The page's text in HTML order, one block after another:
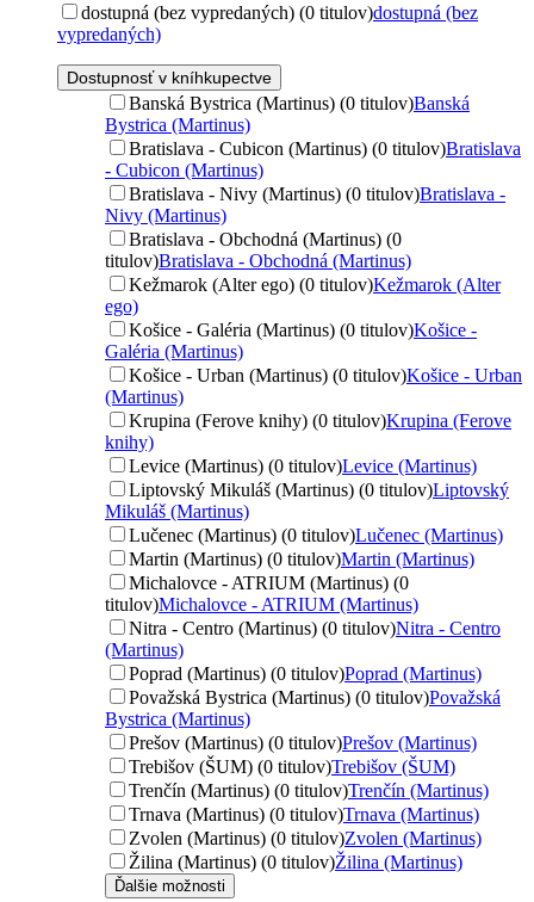
dostupná (bez vypredaných) (0 titulov)dostupná (bez
vypredaných)
Dostupnosť v kníhkupectve
Banská Bystrica (Martinus) (0 titulov)Banská
Bystrica (Martinus)
Bratislava - Cubicon (Martinus) (0 titulov)Bratislava
- Cubicon (Martinus)
Bratislava - Nivy (Martinus) (0 titulov)Bratislava -
Nivy (Martinus)
Bratislava - Obchodná (Martinus) (0
titulov)Bratislava - Obchodná (Martinus)
Kežmarok (Alter ego) (0 titulov)Kežmarok (Alter
ego)
Košice - Galéria (Martinus) (0 titulov)Košice -
Galéria (Martinus)
Košice - Urban (Martinus) (0 titulov)Košice - Urban
(Martinus)
Krupina (Ferove knihy) (0 titulov)Krupina (Ferove
knihy)
Levice (Martinus) (0 titulov)Levice (Martinus)
Liptovský Mikuláš (Martinus) (0 titulov)Liptovský
Mikuláš (Martinus)
Lučenec (Martinus) (0 titulov)Lučenec (Martinus)
Martin (Martinus) (0 titulov)Martin (Martinus)
Michalovce - ATRIUM (Martinus) (0
titulov)Michalovce - ATRIUM (Martinus)
Nitra - Centro (Martinus) (0 titulov)Nitra - Centro
(Martinus)
Poprad (Martinus) (0 titulov)Poprad (Martinus)
Považská Bystrica (Martinus) (0 titulov)Považská
Bystrica (Martinus)
Prešov (Martinus) (0 titulov)Prešov (Martinus)
Trebišov (ŠUM) (0 titulov)Trebišov (ŠUM)
Trenčín (Martinus) (0 titulov)Trenčín (Martinus)
Trnava (Martinus) (0 titulov)Trnava (Martinus)
Zvolen (Martinus) (0 titulov)Zvolen (Martinus)
Žilina (Martinus) (0 titulov)Žilina (Martinus)
Ďalšie možnosti